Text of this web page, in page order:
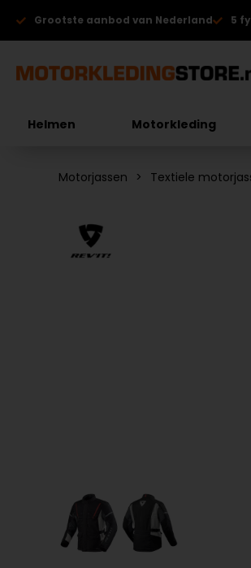
Grootste aanbod van Nederland 5
Helmen Motorkleding
Motorjassen Textiele